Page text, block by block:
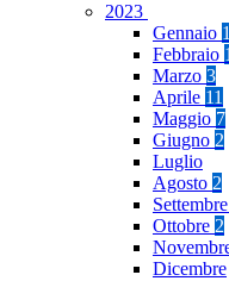
2023
Gennaio 1
Febbraio 1
Marzo 3
Aprile 11
Maggio 7
Giugno 2
Luglio
Agosto 2
Settembre
Ottobre 2
Dicembre